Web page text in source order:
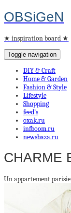
OBSiGeN
★ inspiration board ★
Toggle navigation
DIY & Craft
Home & Garden
Fashion & Style
Lifestyle
Shopping
feed’s
oxak.ru
infboom.ru
newsbaza.ru
CHARME
Un appartement